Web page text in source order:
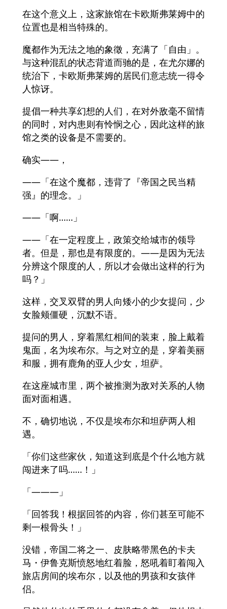
在这个意义上，这家旅馆在卡欧斯弗莱姆中的
位置也是相当特殊的。
魔都作为无法之地的象徵，充满了「自由」。
与这种混乱的状态背道而驰的是，在尤尔娜的
统治下，卡欧斯弗莱姆的居民们意志统一得令
人惊讶。
提倡一种共享幻想的人们，在对外敌毫不留情
的同时，对内患则有怜悯之心，因此这样的旅
馆之类的设备是不需要的。
确实——，
——「在这个魔都，违背了『帝国之民当精
强』的理念。」
——「啊……」
——「在一定程度上，政策交给城市的领导
者。但是，那也是有限度的。——是因为无法
分辨这个限度的人，所以才会做出这样的行为
吗？」
这样，交叉双臂的男人向矮小的少女提问，少
女脸颊僵硬，沉默不语。
提问的男人，穿着黑红相间的装束，脸上戴着
鬼面，名为埃布尔。与之对立的是，穿着美丽
和服，拥有鹿角的亚人少女，坦萨。
在这座城市里，两个被推测为敌对关系的人物
面对面相遇。
不，确切地说，不仅是埃布尔和坦萨两人相
遇。
「你们这些家伙，知道这到底是个什么地方就
闯进来了吗……！」
「———」
「回答我！根据回答的内容，你们甚至可能不
剩一根骨头！」
没错，帝国二将之一、皮肤略带黑色的卡夫
马・伊鲁克斯愤怒地红着脸，怒吼着盯着闯入
旅店房间的埃布尔，以及他的男孩和女孩伴
侣。